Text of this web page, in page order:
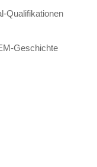
Qualifikationen
Geschichte